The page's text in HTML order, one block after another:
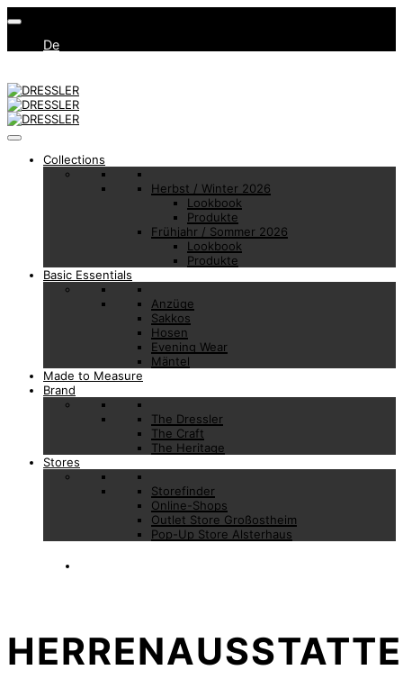
De
Collections
Herbst / Winter 2026
Lookbook
Produkte
Frühjahr / Sommer 2026
Lookbook
Produkte
Basic Essentials
Anzüge
Sakkos
Hosen
Evening Wear
Mäntel
Made to Measure
Brand
The Dressler
The Craft
The Heritage
Stores
Storefinder
Online-Shops
Outlet Store Großostheim
Pop-Up Store Alsterhaus